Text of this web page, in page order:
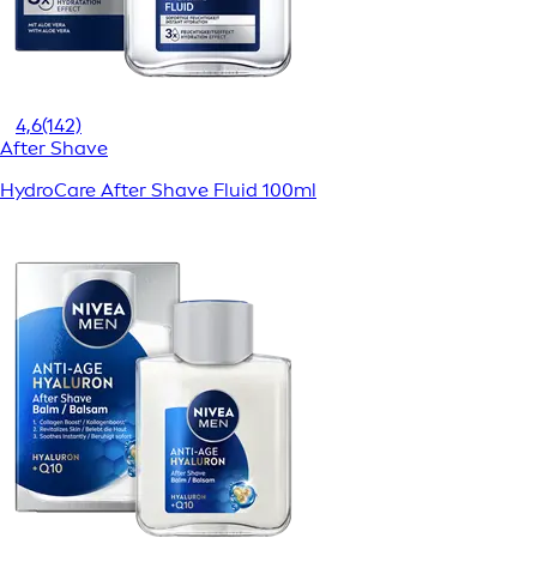
4,6(142)
After Shave
HydroCare After Shave Fluid 100ml